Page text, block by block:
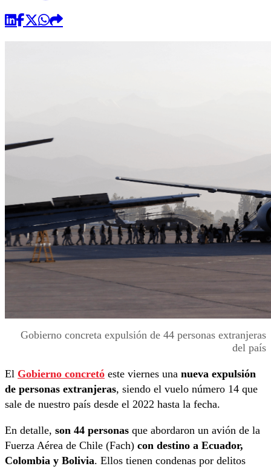
Gobierno concreta expulsión de 44 personas extranjeras
del país
El Gobierno concretó este viernes una nueva expulsión
de personas extranjeras, siendo el vuelo número 14 que
sale de nuestro país desde el 2022 hasta la fecha.
En detalle, son 44 personas que abordaron un avión de la
Fuerza Aérea de Chile (Fach) con destino a Ecuador,
Colombia y Bolivia. Ellos tienen condenas por delitos